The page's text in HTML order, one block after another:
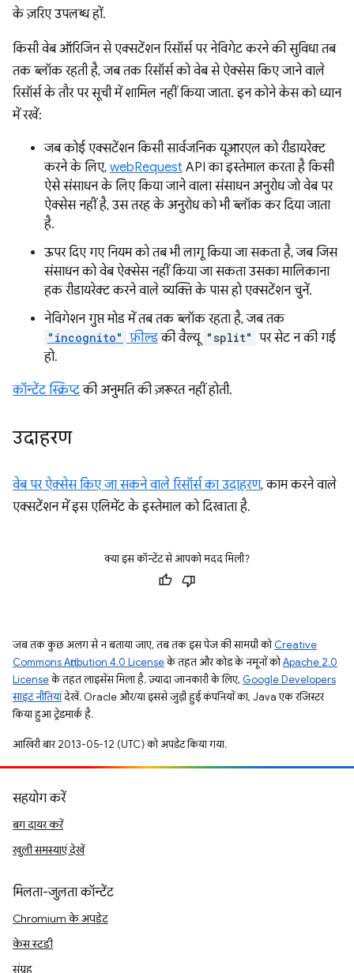
के ज़रिए उपलब्ध हों.
किसी वेब ऑरिजिन से एक्सटेंशन रिसॉर्स पर नेविगेट करने की सुविधा तब
तक ब्लॉक रहती है, जब तक रिसॉर्स को वेब से ऐक्सेस किए जाने वाले
रिसॉर्स के तौर पर सूची में शामिल नहीं किया जाता. इन कोने केस को ध्यान
में रखें:
जब कोई एक्सटेंशन किसी सार्वजनिक यूआरएल को रीडायरेक्ट
करने के लिए, webRequest API का इस्तेमाल करता है किसी
ऐसे संसाधन के लिए किया जाने वाला संसाधन अनुरोध जो वेब पर
ऐक्सेस नहीं है, उस तरह के अनुरोध को भी ब्लॉक कर दिया जाता
है.
ऊपर दिए गए नियम को तब भी लागू किया जा सकता है, जब जिस
संसाधन को वेब ऐक्सेस नहीं किया जा सकता उसका मालिकाना
हक रीडायरेक्ट करने वाले व्यक्ति के पास हो एक्सटेंशन चुनें.
नेविगेशन गुप्त मोड में तब तक ब्लॉक रहता है, जब तक
"incognito" फ़ील्डकी वैल्यू "split" पर सेट न की गई
हो.
कॉन्टेंट स्क्रिप्टकी अनुमति की ज़रूरत नहीं होती.
उदाहरण
वेब पर ऐक्सेस किए जा सकने वाले रिसॉर्स का उदाहरण, काम करने वाले
एक्सटेंशन में इस एलिमेंट के इस्तेमाल को दिखाता है.
क्या इस कॉन्टेंट से आपको मदद मिली?
जब तक कुछ अलग से न बताया जाए, तब तक इस पेज की सामग्री कोCreative
Commons Attribution 4.0 Licenseके तहत और कोड के नमूनों कोApache 2.0
Licenseके तहत लाइसेंस मिला है. ज़्यादा जानकारी के लिए, Google Developers
साइट नीतियांदेखें. Oracle और/या इससे जुड़ी हुई कंपनियों का, Java एक रजिस्टर
किया हुआ ट्रेडमार्क है.
आखिरी बार 2013-05-12 (UTC) को अपडेट किया गया.
सहयोग करें
बग दायर करें
खुली समस्याएं देखें
मिलता-जुलता कॉन्टेंट
Chromium के अपडेट
केस स्टडी
संग्रह